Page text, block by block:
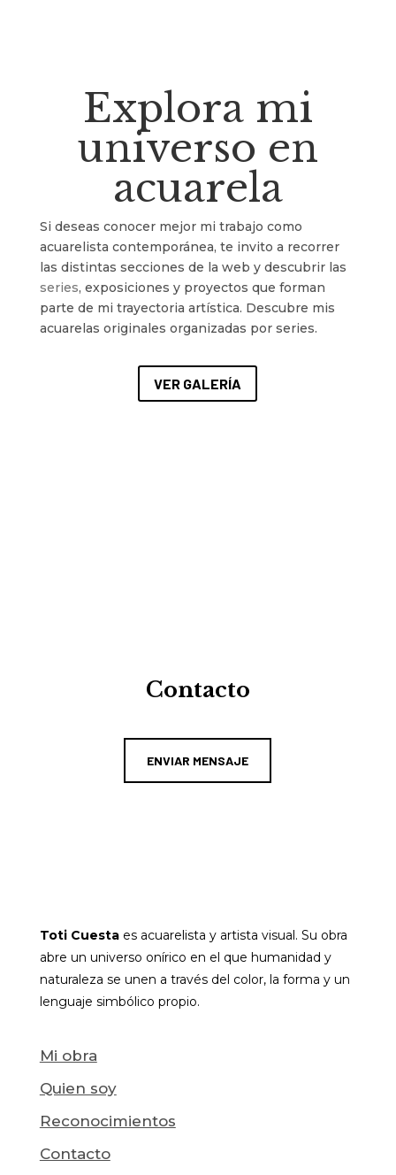
Explora mi
universo en
acuarela
Si deseas conocer mejor mi trabajo como
acuarelista contemporánea, te invito a recorrer
las distintas secciones de la web y descubrir las
series, exposiciones y proyectos que forman
parte de mi trayectoria artística. Descubre mis
acuarelas originales organizadas por series.
VER GALERÍA
Contacto
ENVIAR MENSAJE
Toti Cuestaes acuarelista y artista visual. Su obra
abre un universo onírico en el que humanidad y
naturaleza se unen a través del color, la forma y un
lenguaje simbólico propio.
Mi obra
Quien soy
Reconocimientos
Contacto